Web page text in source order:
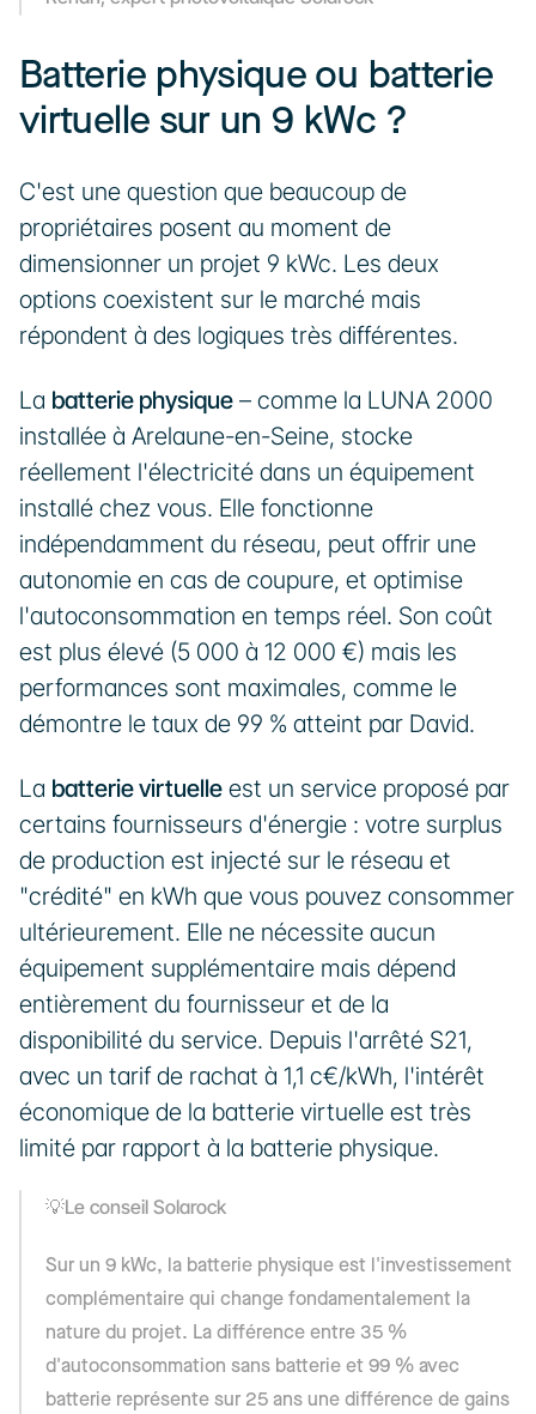
Batterie physique ou batterie
virtuelle sur un 9 kWc ?
C'est une question que beaucoup de
propriétaires posent au moment de
dimensionner un projet 9 kWc. Les deux
options coexistent sur le marché mais
répondent à des logiques très différentes.
La batterie physique – comme la LUNA 2000
installée à Arelaune-en-Seine, stocke
réellement l'électricité dans un équipement
installé chez vous. Elle fonctionne
indépendamment du réseau, peut offrir une
autonomie en cas de coupure, et optimise
l'autoconsommation en temps réel. Son coût
est plus élevé (5 000 à 12 000 €) mais les
performances sont maximales, comme le
démontre le taux de 99 % atteint par David.
La batterie virtuelle est un service proposé par
certains fournisseurs d'énergie : votre surplus
de production est injecté sur le réseau et
"crédité" en kWh que vous pouvez consommer
ultérieurement. Elle ne nécessite aucun
équipement supplémentaire mais dépend
entièrement du fournisseur et de la
disponibilité du service. Depuis l'arrêté S21,
avec un tarif de rachat à 1,1 c€/kWh, l'intérêt
économique de la batterie virtuelle est très
limité par rapport à la batterie physique.
💡Le conseil Solarock
Sur un 9 kWc, la batterie physique est l'investissement
complémentaire qui change fondamentalement la
nature du projet. La différence entre 35 %
d'autoconsommation sans batterie et 99 % avec
batterie représente sur 25 ans une différence de gains